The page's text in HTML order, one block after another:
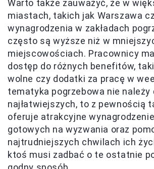
Warto także zauważyć, że w
miastach, takich jak Warszawa
wynagrodzenia w zakładach
często są wyższe niż w
miejscowościach. Pracownicy
dostęp do różnych benefitów,
wolne czy dodatki za pracę w
tematyka pogrzebowa nie należy
najłatwiejszych, to z pewnością
oferuje atrakcyjne
gotowych na wyzwania oraz
najtrudniejszych chwilach ich
ktoś musi zadbać o te ostatnie